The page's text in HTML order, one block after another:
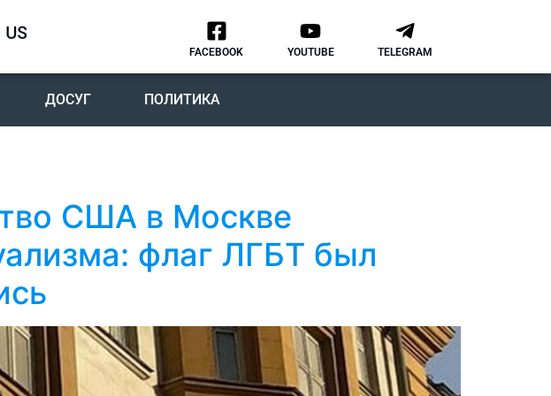
FACEBOOK YOUTUBE TELEGRAM
ДОСУГ ПОЛИТИКА
США в Москве
флаг ЛГБТ был